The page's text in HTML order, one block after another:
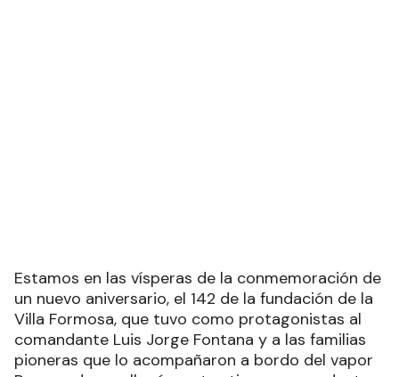
Estamos en las vísperas de la conmemoración de
un nuevo aniversario, el 142 de la fundación de la
Villa Formosa, que tuvo como protagonistas al
comandante Luis Jorge Fontana y a las familias
pioneras que lo acompañaron a bordo del vapor